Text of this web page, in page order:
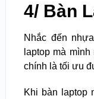
4/ Bàn
Nhắc đến
laptop mà
chính là tối ưu
Khi bàn laptop